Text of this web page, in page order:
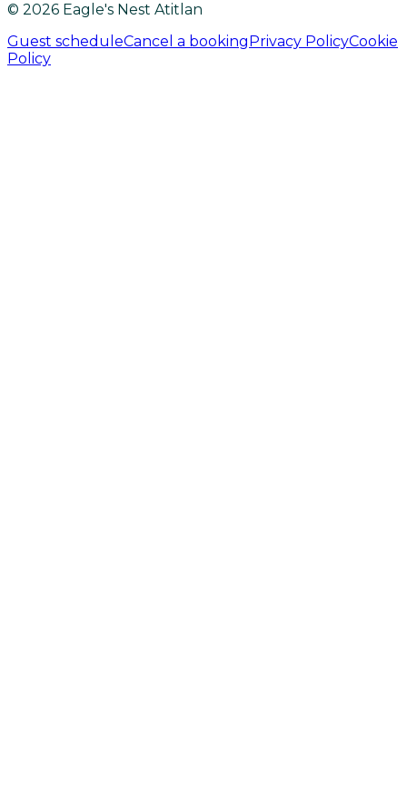
© 2026 Eagle's Nest Atitlan
Guest scheduleCancel a booking Privacy PolicyCookie
Policy